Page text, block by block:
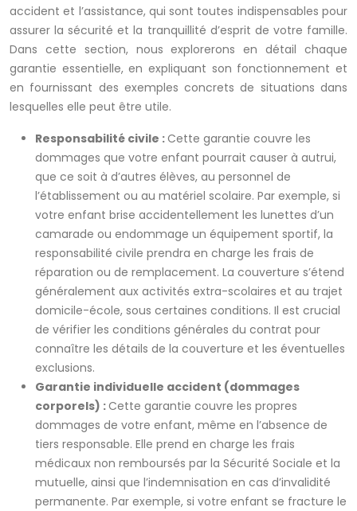
accident et l’assistance, qui sont toutes indispensables pour
assurer la sécurité et la tranquillité d’esprit de votre famille.
Dans cette section, nous explorerons en détail chaque
garantie essentielle, en expliquant son fonctionnement et
en fournissant des exemples concrets de situations dans
lesquelles elle peut être utile.
Responsabilité civile :Cette garantie couvre les
dommages que votre enfant pourrait causer à autrui,
que ce soit à d’autres élèves, au personnel de
l’établissement ou au matériel scolaire. Par exemple, si
votre enfant brise accidentellement les lunettes d’un
camarade ou endommage un équipement sportif, la
responsabilité civile prendra en charge les frais de
réparation ou de remplacement. La couverture s’étend
généralement aux activités extra-scolaires et au trajet
domicile-école, sous certaines conditions. Il est crucial
de vérifier les conditions générales du contrat pour
connaître les détails de la couverture et les éventuelles
exclusions.
Garantie individuelle accident (dommages
corporels) :Cette garantie couvre les propres
dommages de votre enfant, même en l’absence de
tiers responsable. Elle prend en charge les frais
médicaux non remboursés par la Sécurité Sociale et la
mutuelle, ainsi que l’indemnisation en cas d’invalidité
permanente. Par exemple, si votre enfant se fracture le